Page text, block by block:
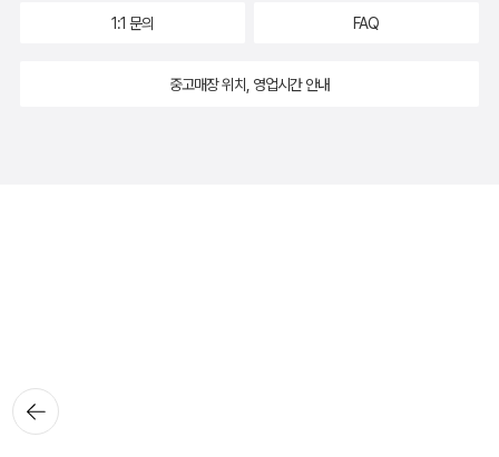
뒤로가
기
1:1 문의 FAQ
중고매장 위치, 영업시간 안내